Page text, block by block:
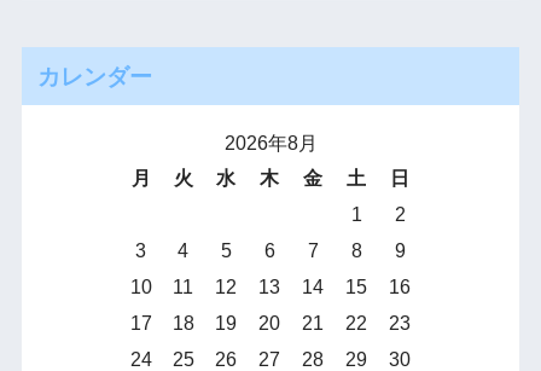
カレンダー
2026年8月
月
火 水 木 金 土
日
1
2
3
4 5 6 7 8
9
10
11 12 13 14 15
16
17
18 19 20 21 22
23
24
25 26 27 28 29
30